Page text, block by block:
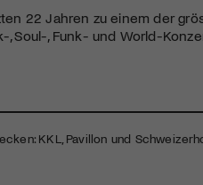
22 Jahren zu einem der
Soul-, Funk- und World-
KKL
, Pavillon und